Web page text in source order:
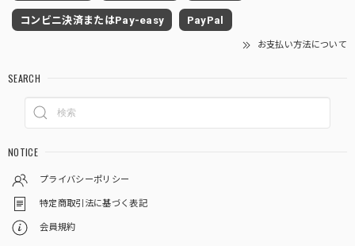
コンビニ決済またはPay-easy PayPal
お支払い方法について
SEARCH
NOTICE
プライバシーポリシー
特定商取引法に基づく表記
会員規約